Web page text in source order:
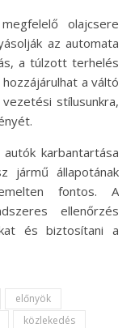
olajcsere
az automata
a túlzott terhelés
a váltó
stílusunkra,
karbantartása
jármű állapotának
fontos. A
ellenőrzés
és biztosítani a
előnyök
közlekedés